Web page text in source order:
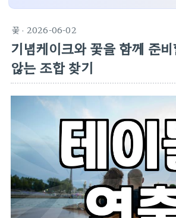
꽃 · 2026-06-02
기념케이크와 꽃을 함께 준
않는 조합 찾기